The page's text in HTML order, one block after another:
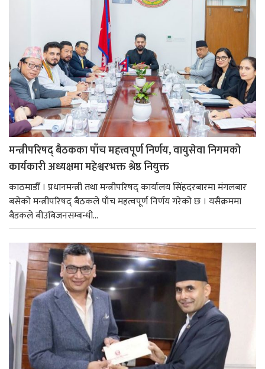
मन्त्रीपरिषद् बैठकका पाँच महत्त्वपूर्ण निर्णय, वायुसेवा निगमको
कार्यकारी अध्यक्षमा महेश्वरभक्त श्रेष्ठ नियुक्त
काठमाडौँ । प्रधानमन्त्री तथा मन्त्रीपरिषद् कार्यालय सिंहदरबारमा मंगलबार
बसेको मन्त्रीपरिषद् बैठकले पाँच महत्वपूर्ण निर्णय गरेको छ । यसैक्रममा
बैडकले बीउबिजनसम्बन्धी...